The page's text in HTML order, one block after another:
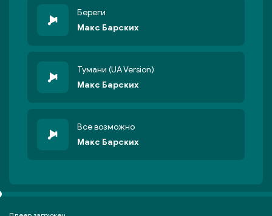
Береги
Макс Барских
Тумани (UA Version)
Макс Барских
Все возможно
Макс Барских